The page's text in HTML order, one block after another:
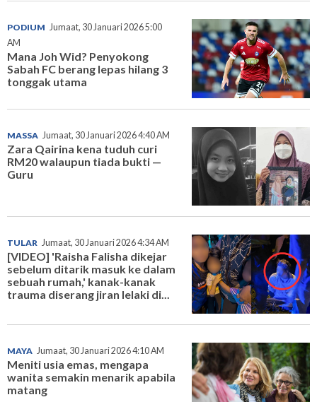
PODIUM Jumaat, 30 Januari 2026 5:00
AM
Mana Joh Wid? Penyokong
Sabah FC berang lepas hilang 3
tonggak utama
MASSA Jumaat, 30 Januari 2026 4:40 AM
Zara Qairina kena tuduh curi
RM20 walaupun tiada bukti —
Guru
TULAR Jumaat, 30 Januari 2026 4:34 AM
[VIDEO] 'Raisha Falisha dikejar
sebelum ditarik masuk ke dalam
sebuah rumah,' kanak-kanak
trauma diserang jiran lelaki di...
MAYA Jumaat, 30 Januari 2026 4:10 AM
Meniti usia emas, mengapa
wanita semakin menarik apabila
matang